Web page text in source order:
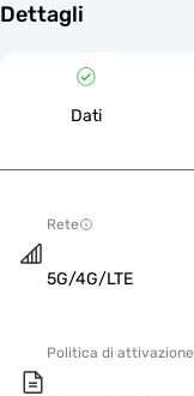
Dettagli
Dati
Rete
5G/4G/LTE
Politica di attivazione